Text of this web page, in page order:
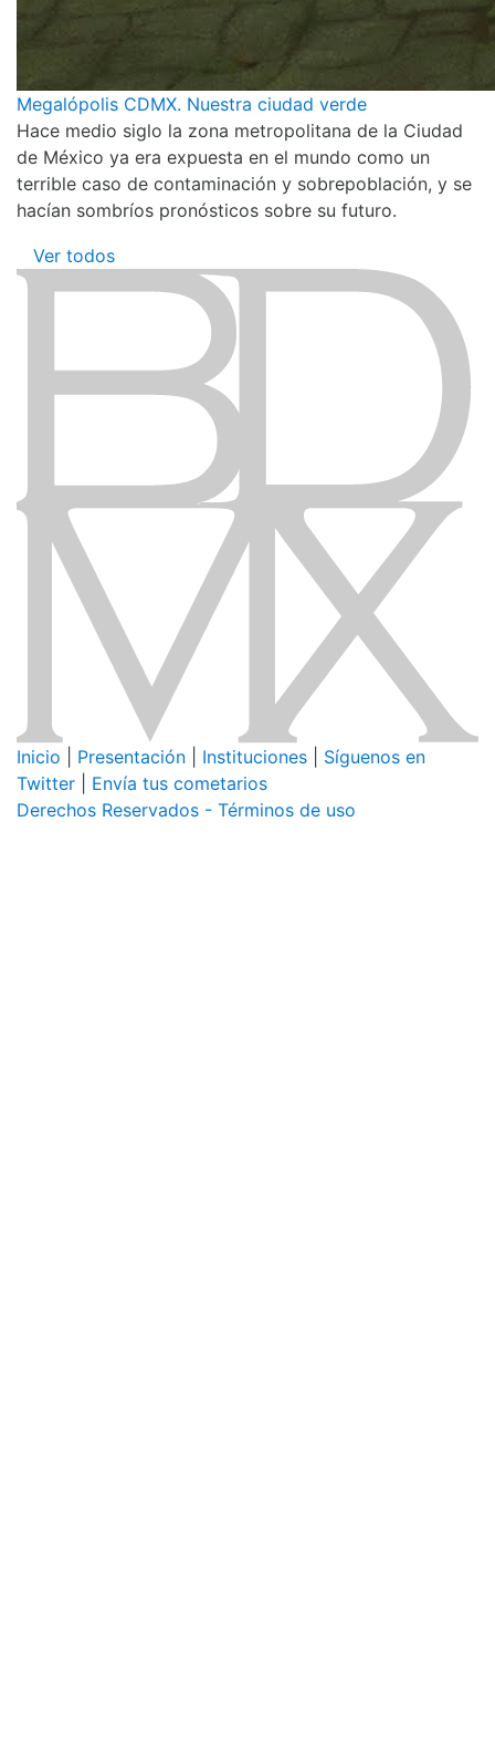
Megalópolis CDMX. Nuestra ciudad verde
Hace medio siglo la zona metropolitana de la Ciudad
de México ya era expuesta en el mundo como un
terrible caso de contaminación y sobrepoblación, y se
hacían sombríos pronósticos sobre su futuro.
Ver todos
Inicio Presentación Instituciones
Síguenos en
Twitter
Envía tus cometarios
Derechos Reservados - Términos de uso